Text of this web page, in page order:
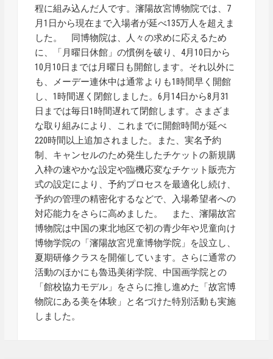
程に組み込んだ人です。瀋陽故宮博物院では、7
月1日から現在まで入場者が延べ135万人を超えま
した。 同博物院は、人々の求めに応えるため
に、「月曜日休館」の慣例を破り、4月10日から
10月10日までは月曜日も開館します。それ以外に
も、メーデー連休中は通常よりも1時間早く開館
し、1時間遅く閉館しました。6月14日から8月31
日までは毎日1時間遅れて閉館します。さまざま
な取り組みにより、これまでに開館時間が延べ
220時間以上追加されました。また、実名予約
制、キャンセルのため発生したチケットの新規購
入枠の速やかな設定や臨機応変なチケット販売方
式の設定により、予約プロセスを最適化し続け、
予約の管理の精密化するなどで、入場希望者への
対応能力をさらに高めました。 また、瀋陽故宮
博物院は中国の東北地区で初の青少年や児童向け
博物学院の「瀋陽故宮児童博物学院」を設立し、
夏期研修クラスを開催しています。さらに通常の
活動のほかにも魯迅美術学院、中国画学院との
「館校協力モデル」をさらに推し進めた「故宮博
物院にある美を体験」と名づけた特別活動も実施
しました。